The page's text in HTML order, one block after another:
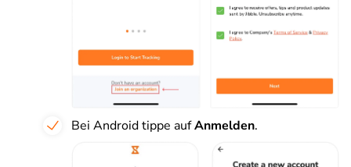
Bei Android tippe aufAnmelden.